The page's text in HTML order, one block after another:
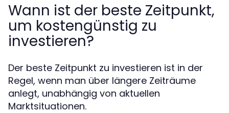
Wann ist der beste Zeitpunkt,
um kostengünstig zu
investieren?
Der beste Zeitpunkt zu investieren ist in der
Regel, wenn man über längere Zeiträume
anlegt, unabhängig von aktuellen
Marktsituationen.